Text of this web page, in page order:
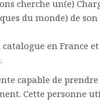
cherche un(e)
du monde) de
en France
capable de
Cette personne